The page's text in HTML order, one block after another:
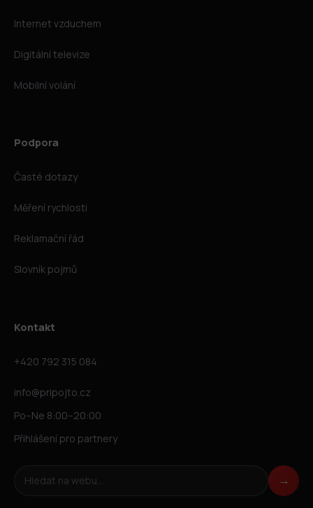
Internet vzduchem
Digitální televize
Mobilní volání
Podpora
Časté dotazy
Měření rychlosti
Reklamační řád
Slovník pojmů
Kontakt
+420 792 315 084
info@pripojto.cz
Po–Ne 8:00–20:00
Přihlášení pro partnery
Hledat na webu →